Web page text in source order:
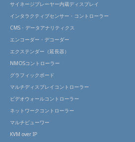
サイネージプレーヤー内蔵ディスプレイ
インタラクティブセンサー・コントローラー
CMS・データアナリティクス
エンコーダー・デコーダー
エクステンダー（延長器）
NMOSコントローラー
グラフィックボード
マルチディスプレイコントローラー
ビデオウォールコントローラー
ネットワークコントローラー
マルチビューワー
KVM over IP